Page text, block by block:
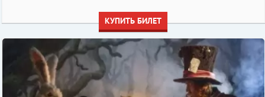
КУПИТЬ БИЛЕТ